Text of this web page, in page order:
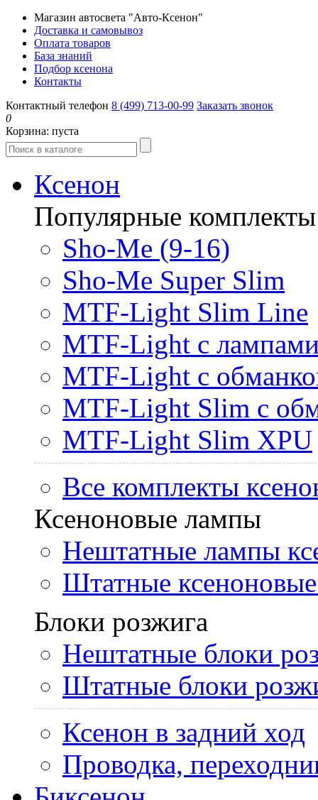
Магазин автосвета "Авто-Ксенон"
Доставка и самовывоз
Оплата товаров
База знаний
Подбор ксенона
Контакты
Контактный телефон 8 (499) 713-00-99 Заказать звонок
0
Корзина: пуста
Ксенон
Популярные комплекты
Sho-Me (9-16)
Sho-Me Super Slim
MTF-Light Slim Line
MTF-Light с
MTF-Light с
MTF-Light Slim с
MTF-Light Slim XPU
Все комплекты
Ксеноновые лампы
Нештатные лампы
Штатные
Блоки розжига
Нештатные блоки
Штатные блоки
Ксенон в задний ход
Проводка,